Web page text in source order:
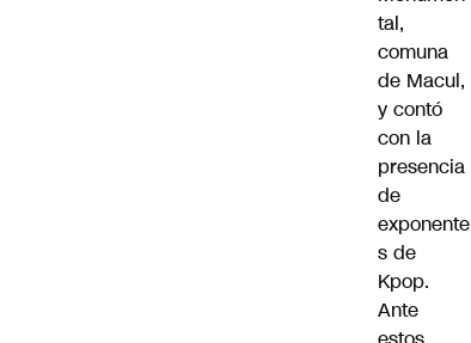
tal,
comuna
de Macul,
y contó
con la
presencia
de
exponente
s de
Kpop.
Ante